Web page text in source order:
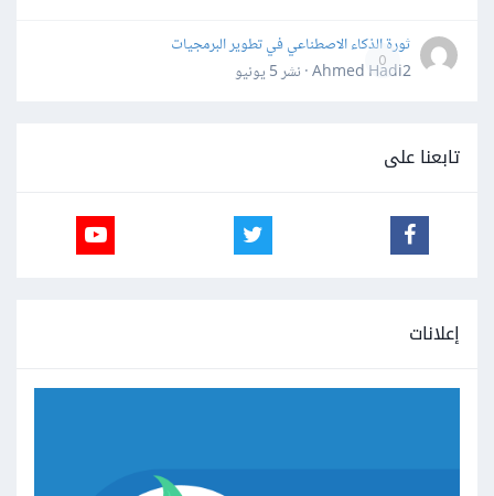
0
ثورة الذكاء الاصطناعي في تطوير البرمجيات
Ahmed Hadi2 · نشر
5 يونيو
تابعنا على
إعلانات